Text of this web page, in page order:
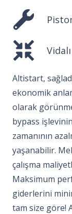
Altistart,
ekonomik
olarak
bypass
zamanının
yaşanabilir.
çalışma
Maksimum
giderlerini
tam size göre!